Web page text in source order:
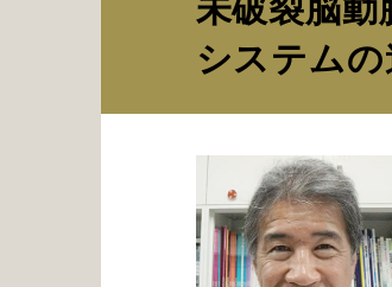
未破裂脳
システム